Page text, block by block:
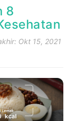
8
Okt 15, 2021